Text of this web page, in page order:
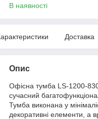
В наявності
Доставка
Опис
Офісна тумба LS-1200-
сучасний
Тумба виконана у
декоративні елементи, а